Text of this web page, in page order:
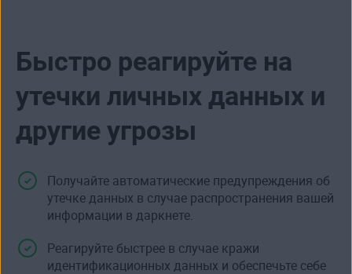
Быстро реагируйте на
утечки личных данных и
другие угрозы
Получайте автоматические предупреждения об
утечке данных в случае распространения вашей
информации в даркнете
Реагируйте быстрее в случае кражи
идентификационных данных и обеспечьте себе